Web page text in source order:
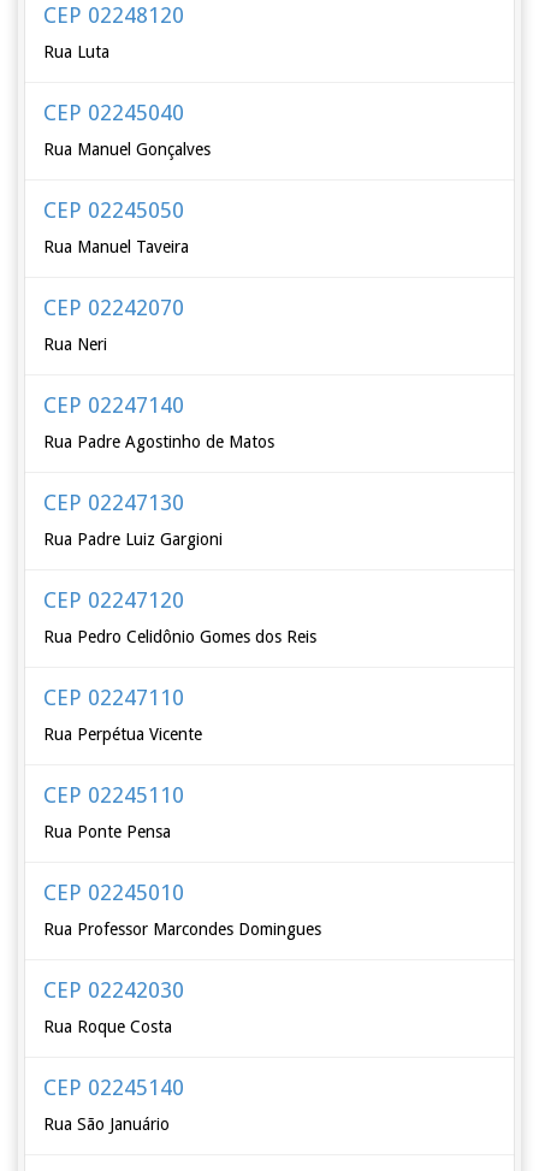
CEP 02248120
Rua Luta
CEP 02245040
Rua Manuel Gonçalves
CEP 02245050
Rua Manuel Taveira
CEP 02242070
Rua Neri
CEP 02247140
Rua Padre Agostinho de Matos
CEP 02247130
Rua Padre Luiz Gargioni
CEP 02247120
Rua Pedro Celidônio Gomes dos Reis
CEP 02247110
Rua Perpétua Vicente
CEP 02245110
Rua Ponte Pensa
CEP 02245010
Rua Professor Marcondes Domingues
CEP 02242030
Rua Roque Costa
CEP 02245140
Rua São Januário